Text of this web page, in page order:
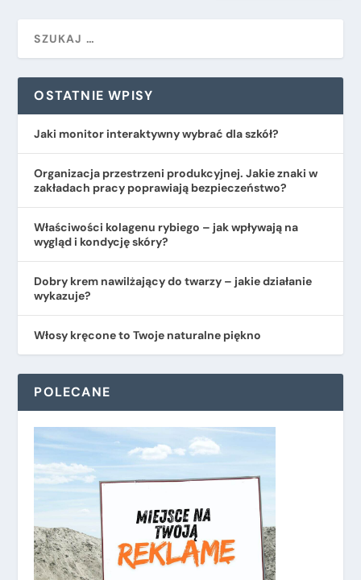
OSTATNIE WPISY
Jaki monitor interaktywny wybrać dla szkół?
Organizacja przestrzeni produkcyjnej. Jakie znaki w
zakładach pracy poprawiają bezpieczeństwo?
​Właściwości kolagenu rybiego – jak wpływają na
wygląd i kondycję skóry?
Dobry krem nawilżający do twarzy – jakie działanie
wykazuje?
Włosy kręcone to Twoje naturalne piękno
POLECANE